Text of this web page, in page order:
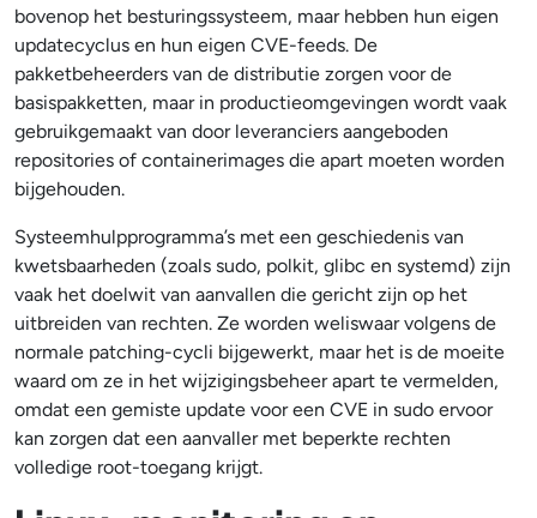
bovenop het besturingssysteem, maar hebben hun eigen
updatecyclus en hun eigen CVE-feeds. De
pakketbeheerders van de distributie zorgen voor de
basispakketten, maar in productieomgevingen wordt vaak
gebruikgemaakt van door leveranciers aangeboden
repositories of containerimages die apart moeten worden
bijgehouden.
Systeemhulpprogramma’s met een geschiedenis van
kwetsbaarheden (zoals sudo, polkit, glibc en systemd) zijn
vaak het doelwit van aanvallen die gericht zijn op het
uitbreiden van rechten. Ze worden weliswaar volgens de
normale patching-cycli bijgewerkt, maar het is de moeite
waard om ze in het wijzigingsbeheer apart te vermelden,
omdat een gemiste update voor een CVE in sudo ervoor
kan zorgen dat een aanvaller met beperkte rechten
volledige root-toegang krijgt.